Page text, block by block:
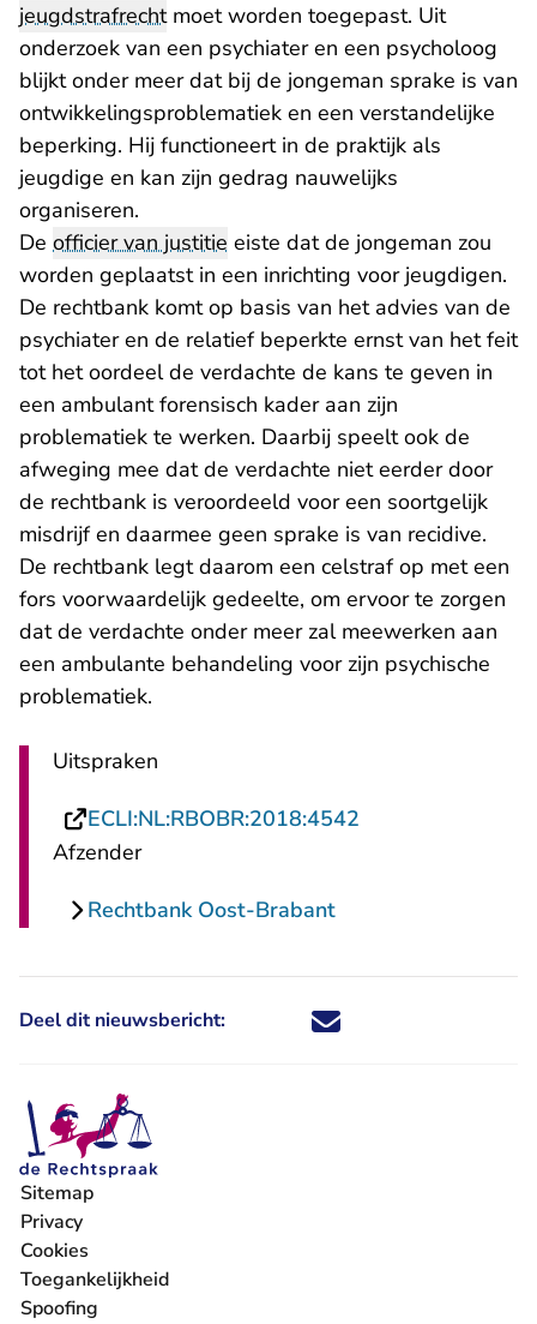
jeugdstrafrechtmoet worden toegepast. Uit
onderzoek van een psychiater en een psycholoog
blijkt onder meer dat bij de jongeman sprake is van
ontwikkelingsproblematiek en een verstandelijke
beperking. Hij functioneert in de praktijk als
jeugdige en kan zijn gedrag nauwelijks
organiseren.
De officier van justitie eiste dat de jongeman zou
worden geplaatst in een inrichting voor jeugdigen.
De rechtbank komt op basis van het advies van de
psychiater en de relatief beperkte ernst van het feit
tot het oordeel de verdachte de kans te geven in
een ambulant forensisch kader aan zijn
problematiek te werken. Daarbij speelt ook de
afweging mee dat de verdachte niet eerder door
de rechtbank is veroordeeld voor een soortgelijk
misdrijf en daarmee geen sprake is van recidive.
De rechtbank legt daarom een celstraf op met een
fors voorwaardelijk gedeelte, om ervoor te zorgen
dat de verdachte onder meer zal meewerken aan
een ambulante behandeling voor zijn psychische
problematiek.
Uitspraken
ECLI:NL:RBOBR:2018:4542
Afzender
Rechtbank Oost-Brabant
Deel dit nieuwsbericht: Deel dit nieuwsbericht via X -
Deel dit nieuwsbericht via
Deel dit nieuwsbericht
Deel dit
Sitemap
Privacy
Cookies
Toegankelijkheid
Spoofing